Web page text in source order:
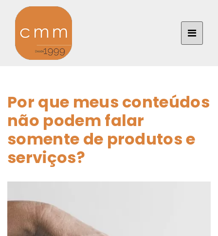
Por que meus conteúdos
não podem falar
somente de produtos e
serviços?